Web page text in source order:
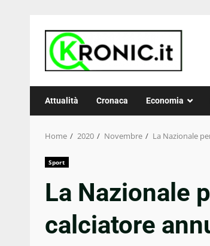
content
Attualità Cronaca Economia
Home 2020 Novembre La Nazionale
Sport
La Nazionale
calciatore